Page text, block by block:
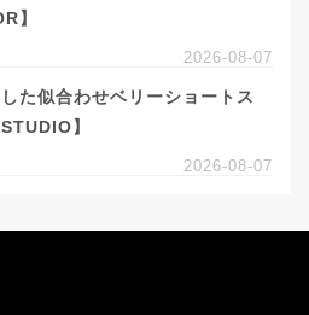
】
2026-08-07
た似合わせベリーショートス
】
2026-08-07